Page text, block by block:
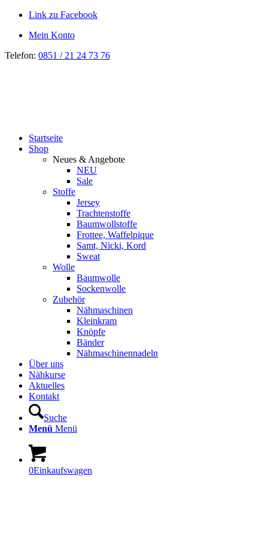
Link zu Facebook
Mein Konto
Telefon: 0851 / 21 24 73 76
Startseite
Shop
Neues & Angebote
NEU
Sale
Stoffe
Jersey
Trachtenstoffe
Baumwollstoffe
Frottee, Waffelpique
Samt, Nicki, Kord
Sweat
Wolle
Baumwolle
Sockenwolle
Zubehör
Nähmaschinen
Kleinkram
Knöpfe
Bänder
Nähmaschinennadeln
Über uns
Nähkurse
Aktuelles
Kontakt
Suche
Menü Menü
0Einkaufswagen